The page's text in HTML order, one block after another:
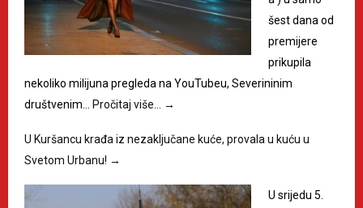
šest dana od
premijere
prikupila
nekoliko milijuna pregleda na YouTubeu, Severininim
društvenim… Pročitaj više… →
U Kuršancu krađa iz nezaključane kuće, provala u kuću u
Svetom Urbanu! →
U srijedu 5.